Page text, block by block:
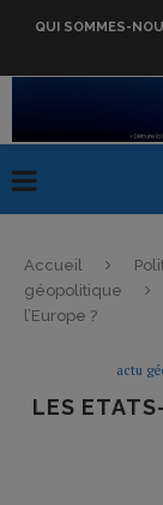
QUI SOMMES-
Accueil
géopolitique
l’Europe ?
actu
LES